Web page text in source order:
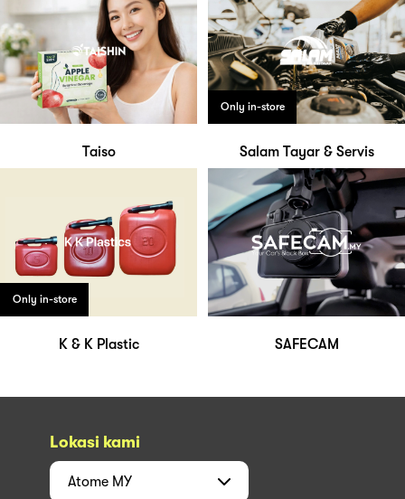
Taiso
Only in-store
Salam Tayar & Servis
Only in-store
K & K Plastic SAFECAM
Lokasi kami
Atome MY